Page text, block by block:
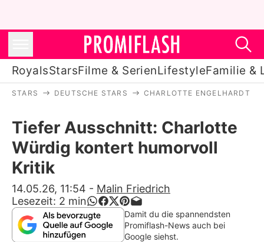
RoyalsStarsFilme & SerienLifestyleFamilie &
Stars
Filme & Serien
Lifestyle
Familie & Liebe
Promiflash Exklusiv
STARS DEUTSCHE STARS CHARLOTTE ENGELHARDT
Tiefer Ausschnitt: Charlotte
Würdig kontert humorvoll
Kritik
14.05.26, 11:54 - Malin Friedrich
Lesezeit: 2 min
Damit du die spannendsten
Promiflash-News auch bei
Google siehst.